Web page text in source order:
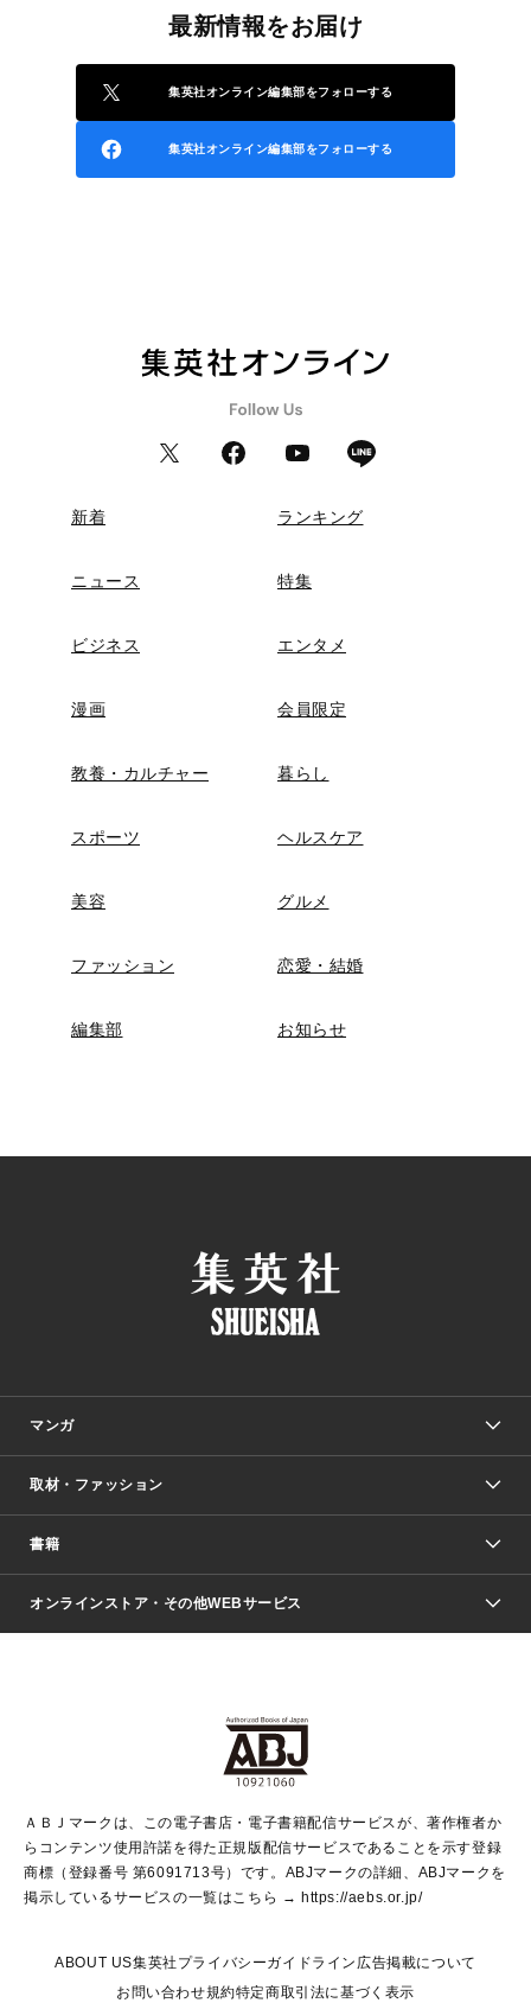
最新情報をお届け
集英社オンライン編集部をフォローする
集英社オンライン編集部をフォローする
新着 ランキング
ニュース 特集
ビジネス エンタメ
漫画 会員限定
教養・カルチャー 暮らし
スポーツ ヘルスケア
美容 グルメ
ファッション 恋愛・結婚
編集部 お知らせ
マンガ
少年マンガ
Vジャンプ
ジャンプルーキー！
ジャンプTOON
S-MANGA
集英社ジャンプリミックス
週刊ヤングジャンプ
ウルトラジャンプ
少女マンガ
リマコミ＋
マンガMeets
月刊オフィスユー
取材・ファッション
Seventeen
LEE
Marisol
T JAPAN:The New York Times Style Magazine
芸能・情報・スポーツ
パラスポ＋！
書籍
文芸・文庫・総合
青春と読書
アジア人物史
集英社新書
集英社新書プラス
よみタイ
ライトノベル・ノベライズ
集英社Webマガジン Cobalt
集英社オレンジ文庫
シフォン文庫
JUMP j BOOKS
集英社みらい文庫
S-KIDS.LAND
オンラインストア・その他WEBサービス
SHUEISHA MANGA-ART HERITAGE
HAPPY PLUS STORE
shueisha vox
SHOP Marisol
EDITOR'S LAB
ＡＢＪマークは、この電子書店・電子書籍配信サービスが、著作権者か
らコンテンツ使用許諾を得た正規版配信サービスであることを示す登録
商標（登録番号 第6091713号）です。ABJマークの詳細、ABJマークを
掲示しているサービスの一覧はこちら → https://aebs.or.jp/
ABOUT US集英社プライバシーガイドライン 広告掲載について
お問い合わせ規約特定商取引法に基づく表示